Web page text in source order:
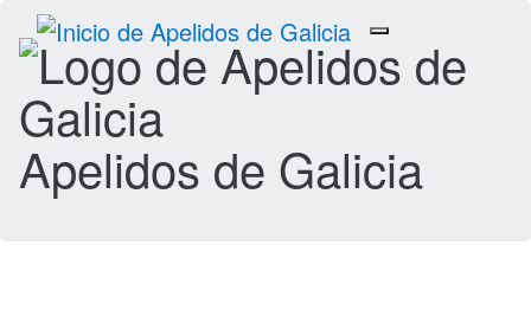
Toggle
navigation
Apelidos de Galicia